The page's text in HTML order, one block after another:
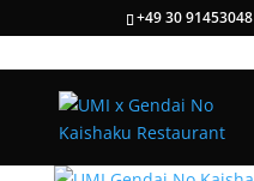
+49 30 91453048